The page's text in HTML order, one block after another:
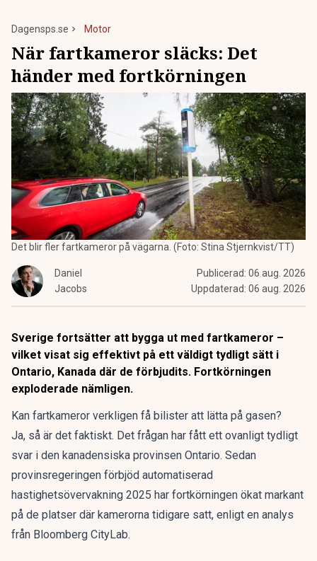
Dagensps.se Motor
När fartkameror släcks: Det
händer med fortkörningen
Det blir fler fartkameror på vägarna. (Foto: Stina Stjernkvist/TT)
Daniel
Jacobs
Publicerad: 06 aug. 2026
Uppdaterad: 06 aug. 2026
Sverige fortsätter att bygga ut med fartkameror –
vilket visat sig effektivt på ett väldigt tydligt sätt i
Ontario, Kanada där de förbjudits. Fortkörningen
exploderade nämligen.
Kan fartkameror verkligen få bilister att lätta på gasen?
Ja, så är det faktiskt. Det frågan har fått ett ovanligt tydligt
svar i den kanadensiska provinsen Ontario. Sedan
provinsregeringen förbjöd automatiserad
hastighetsövervakning 2025 har fortkörningen ökat markant
på de platser där kamerorna tidigare satt, enligt en analys
från Bloomberg CityLab.